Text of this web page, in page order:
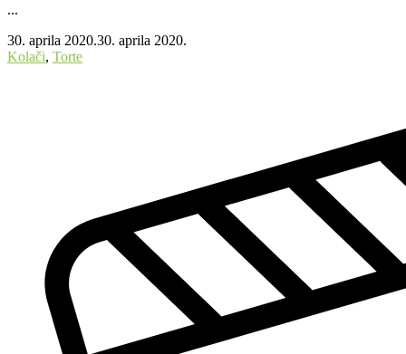
...
30. aprila 2020.30. aprila 2020.
Kolači, Torte